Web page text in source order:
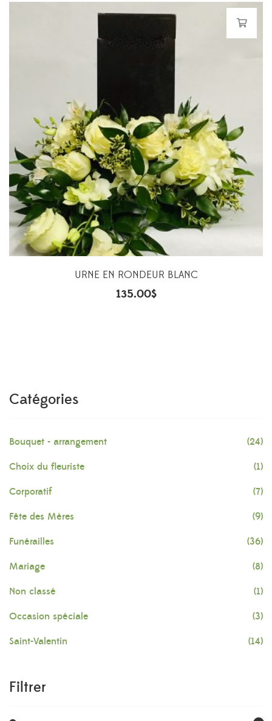
URNE EN RONDEUR BLANC
135.00$
Catégories
Bouquet - arrangement (24)
Choix du fleuriste (1)
Corporatif (7)
Fête des Mères (9)
Funérailles (36)
Mariage (8)
Non classé (1)
Occasion spéciale (3)
Saint-Valentin (14)
Filtrer